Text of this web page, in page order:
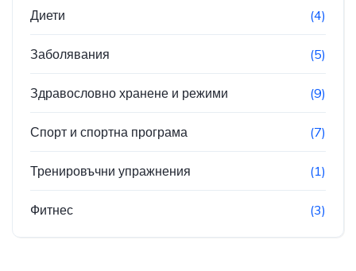
Диети (4)
Заболявания (5)
Здравословно хранене и режими (9)
Спорт и спортна програма (7)
Тренировъчни упражнения (1)
Фитнес (3)